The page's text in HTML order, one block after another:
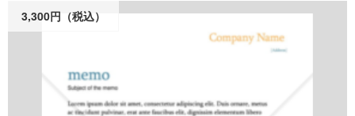
3,300円（税込）